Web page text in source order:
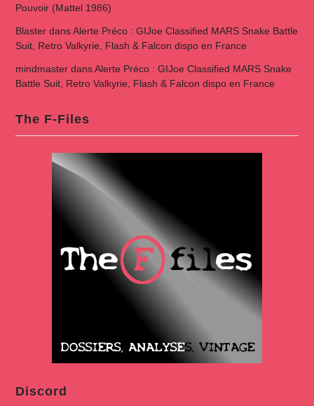
Pouvoir (Mattel 1986)
BlasterdansAlerte Préco : GIJoe Classified MARS Snake Battle
Suit, Retro Valkyrie, Flash & Falcon dispo en France
mindmasterdansAlerte Préco : GIJoe Classified MARS Snake
Battle Suit, Retro Valkyrie, Flash & Falcon dispo en France
The F-Files
Discord